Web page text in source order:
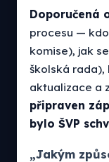
Doporučená
procesu —
komise), jak
školská rada),
aktualizace a
připraven
bylo ŠVP
„Jakým